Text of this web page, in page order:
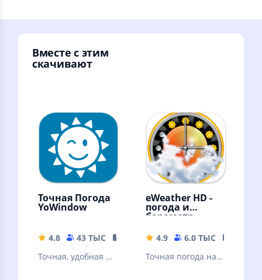
Вместе с этим
скачивают
Точная Погода
YoWindow
4.8 43 ТЫС
54.35 MB
Точная, удобная и
eWeather HD -
погода и
барометр
4.9 6.0 ТЫС
Точная погода на